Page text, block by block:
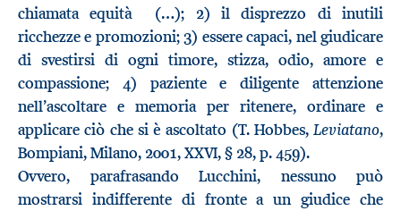
chiamata equità (…); 2) il disprezzo di inutili
ricchezze e promozioni; 3) essere capaci, nel giudicare
di svestirsi di ogni timore, stizza, odio, amore e
compassione; 4) paziente e diligente attenzione
nell’ascoltare e memoria per ritenere, ordinare e
applicare ciò che si è ascoltato (T. Hobbes, Leviatano,
Bompiani, Milano, 2001, XXVI, § 28, p. 459).
Ovvero, parafrasando Lucchini, nessuno può
mostrarsi indifferente di fronte a un giudice che